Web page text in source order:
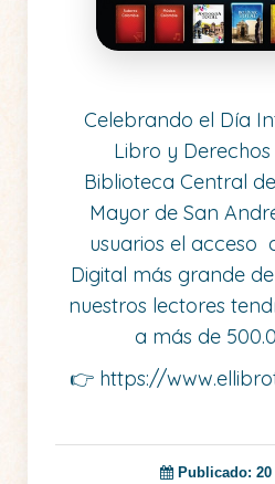
Celebrando el Día
Libro y
Biblioteca Central
Mayor de San
usuarios el acceso
Digital más grande
nuestros lectores
a más de
👉 https://
Publicado: 20